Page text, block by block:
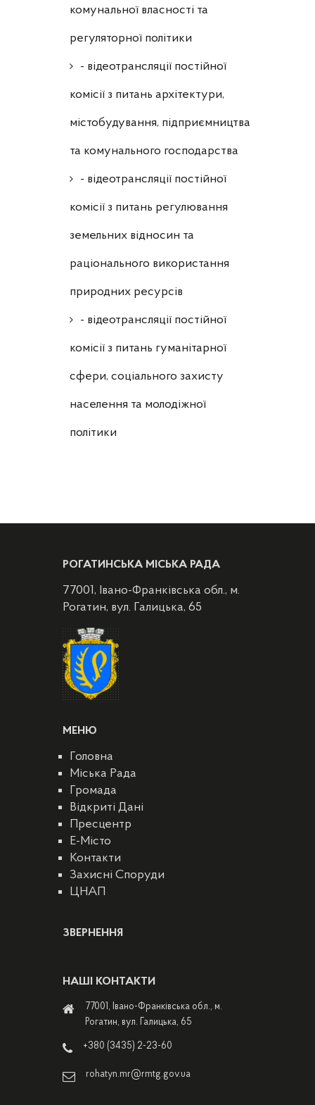
комунальної власності та
регуляторної політики
- відеотрансляції постійної
комісії з питань архітектури,
містобудування, підприємництва
та комунального господарства
- відеотрансляції постійної
комісії з питань регулювання
земельних відносин та
раціонального використання
природних ресурсів
- відеотрансляції постійної
комісії з питань гуманітарної
сфери, соціального захисту
населення та молодіжної
політики
РОГАТИНСЬКА МІСЬКА РАДА
77001, Івано-Франківська обл., м.
Рогатин, вул. Галицька, 65
МЕНЮ
Головна
Міська Рада
Громада
Відкриті Дані
Пресцентр
E-Місто
Контакти
Захисні Споруди
ЦНАП
ЗВЕРНЕННЯ
НАШІ КОНТАКТИ
77001, Івано-Франківська обл., м.
Рогатин, вул. Галицька, 65
+380 (3435) 2-23-60
rohatyn.mr@rmtg.gov.ua